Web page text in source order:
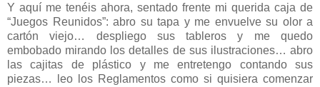
Y aquí me tenéis ahora, sentado frente mi querida caja de
“Juegos Reunidos”: abro su tapa y me envuelve su olor a
cartón viejo… despliego sus tableros y me quedo
embobado mirando los detalles de sus ilustraciones… abro
las cajitas de plástico y me entretengo contando sus
piezas… leo los Reglamentos como si quisiera comenzar